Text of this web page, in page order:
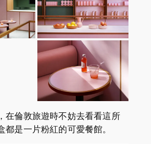
在倫敦旅遊時不妨去看看這所
都是一片粉紅的可愛餐館。